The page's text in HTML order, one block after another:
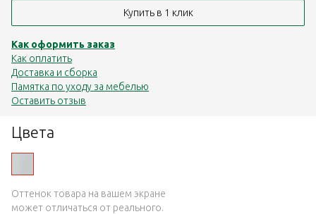
Цвета
Оттенок товара на вашем экране
может отличаться от реального.
Купить в 1 клик
Как оформить заказ
Как оплатить
Доставка и сборка
Памятка по уходу за мебелью
Оставить отзыв